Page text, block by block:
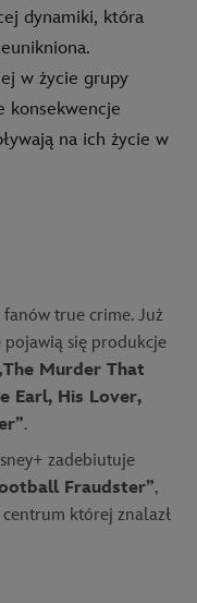
dynamiki, która
w życie grupy
konsekwencje
na ich życie w
true crime. Już
się produkcje
Murder That
Earl, His Lover,
.
zadebiutuje
Fraudster”,
centrum której znalazł